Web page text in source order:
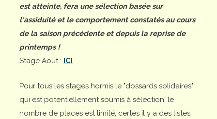
est atteinte, fera une sélection basée sur
l'assiduité et le comportement constatés au cours
de la saison précédente et depuis la reprise de
printemps !
Stage Aout : ICI
Pour tous les stages hormis le "dossards solidaires"
qui est potentiellement soumis à sélection, le
nombre de places est limité; certes il y a des listes